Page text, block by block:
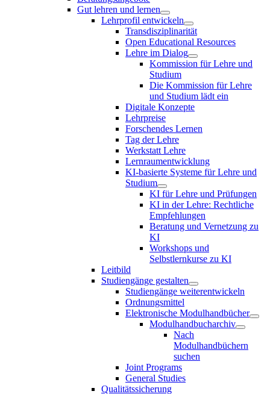
Gut lehren und lernen
Lehrprofil entwickeln
Transdisziplinarität
Open Educational Resources
Lehre im Dialog
Kommission für Lehre und
Studium
Die Kommission für Lehre
und Studium lädt ein
Digitale Konzepte
Lehrpreise
Forschendes Lernen
Tag der Lehre
Werkstatt Lehre
Lernraumentwicklung
KI-basierte Systeme für Lehre und
Studium
KI für Lehre und Prüfungen
KI in der Lehre: Rechtliche
Empfehlungen
Beratung und Vernetzung zu
KI
Workshops und
Selbstlernkurse zu KI
Leitbild
Studiengänge gestalten
Studiengänge weiterentwickeln
Ordnungsmittel
Elektronische Modulhandbücher
Modulhandbucharchiv
Nach
Modulhandbüchern
suchen
Joint Programs
General Studies
Qualitätssicherung